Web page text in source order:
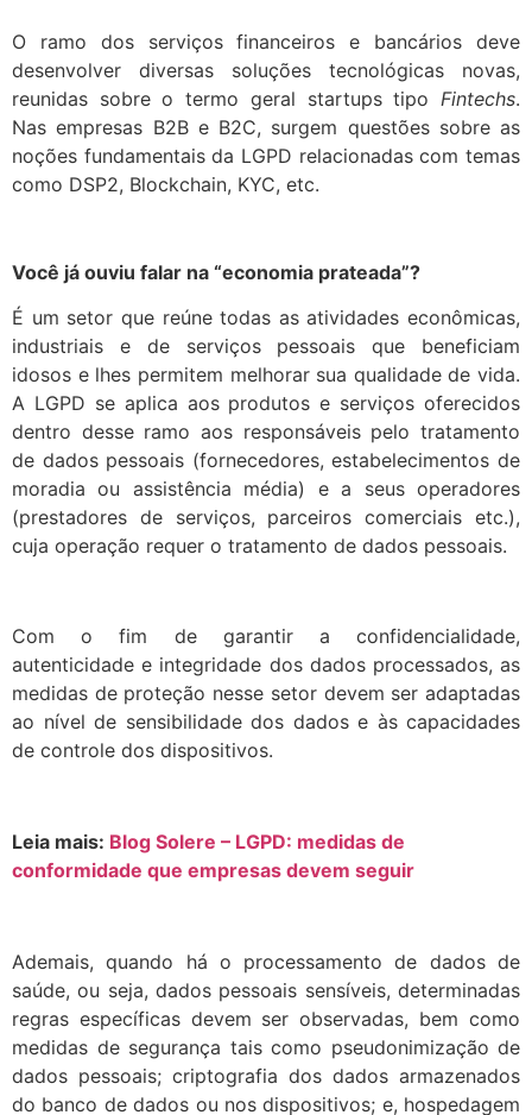
O ramo dos serviços financeiros e bancários deve
desenvolver diversas soluções tecnológicas novas,
reunidas sobre o termo geral startups tipo Fintechs.
Nas empresas B2B e B2C, surgem questões sobre as
noções fundamentais da LGPD relacionadas com temas
como DSP2, Blockchain, KYC, etc.
Você já ouviu falar na “economia prateada”?
É um setor que reúne todas as atividades econômicas,
industriais e de serviços pessoais que beneficiam
idosos e lhes permitem melhorar sua qualidade de vida.
A LGPD se aplica aos produtos e serviços oferecidos
dentro desse ramo aos responsáveis pelo tratamento
de dados pessoais (fornecedores, estabelecimentos de
moradia ou assistência média) e a seus operadores
(prestadores de serviços, parceiros comerciais etc.),
cuja operação requer o tratamento de dados pessoais.
Com o fim de garantir a confidencialidade,
autenticidade e integridade dos dados processados, as
medidas de proteção nesse setor devem ser adaptadas
ao nível de sensibilidade dos dados e às capacidades
de controle dos dispositivos.
Leia mais: Blog Solere – LGPD: medidas de
conformidade que empresas devem seguir
Ademais, quando há o processamento de dados de
saúde, ou seja, dados pessoais sensíveis, determinadas
regras específicas devem ser observadas, bem como
medidas de segurança tais como pseudonimização de
dados pessoais; criptografia dos dados armazenados
do banco de dados ou nos dispositivos; e, hospedagem